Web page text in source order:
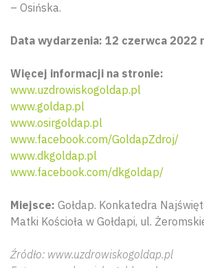
– Osińska.
Data wydarzenia: 12 czerwca 2022
Więcej informacji na stronie:
www.uzdrowiskogoldap.pl
www.goldap.pl
www.osirgoldap.pl
www.facebook.com/GoldapZdroj/
www.dkgoldap.pl
www.facebook.com/dkgoldap/
Miejsce: Gołdap. Konkatedra
Matki Kościoła w Gołdapi, ul.
Źródło: www.uzdrowiskogoldap.pl